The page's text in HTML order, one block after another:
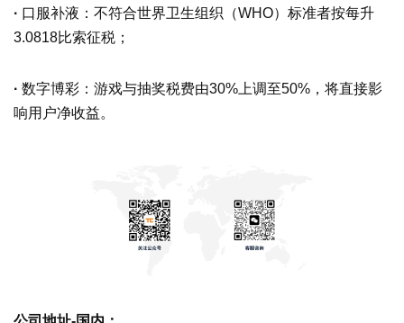
· 口服补液：不符合世界卫生组织（WHO）标准者按每升
3.0818比索征税；
· 数字博彩：游戏与抽奖税费由30%上调至50%，将直接影
响用户净收益。